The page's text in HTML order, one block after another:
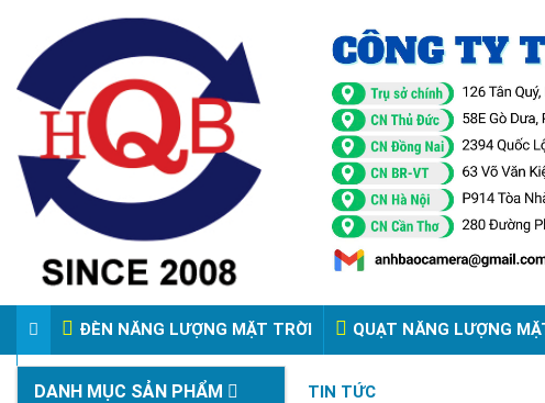
ĐÈN NĂNG LƯỢNG MẶT TRỜI QUẠT NĂNG LƯỢNG
VIDEO ĐÈN PHA ĐIỆN 220V
DANH MỤC SẢN PHẨM TIN TỨC